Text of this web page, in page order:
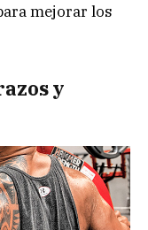
mejorar los
y